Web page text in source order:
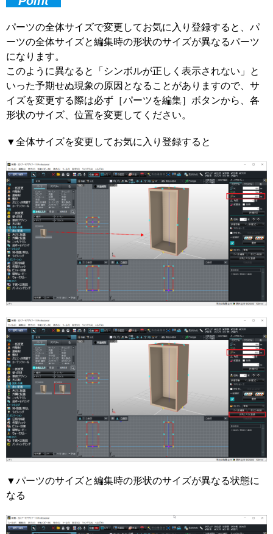
パーツの全体サイズで変更してお気に入り登録すると、パ
ーツの全体サイズと編集時の形状のサイズが異なるパーツ
になります。
このように異なると「シンボルが正しく表示されない」と
いった予期せぬ現象の原因となることがありますので、サ
イズを変更する際は必ず［パーツを編集］ボタンから、各
形状のサイズ、位置を変更してください。
▼全体サイズを変更してお気に入り登録すると
▼パーツのサイズと編集時の形状のサイズが異なる状態に
なる